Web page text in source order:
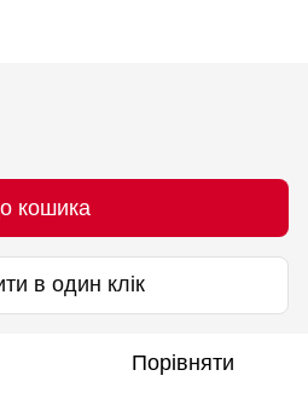
кошика
в один клік
Порівняти